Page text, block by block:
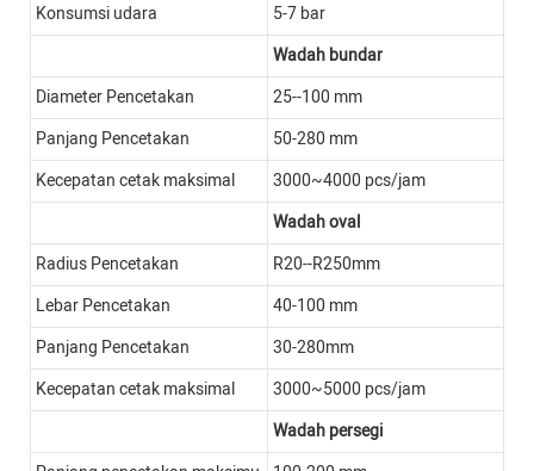
Konsumsi udara
5-7 bar
Wadah bundar
Diameter Pencetakan
25--100 mm
Panjang Pencetakan
50-280 mm
Kecepatan cetak maksimal
3000~4000 pcs/jam
Wadah oval
Radius Pencetakan
R20--R250mm
Lebar Pencetakan
40-100 mm
Panjang Pencetakan
30-280mm
Kecepatan cetak maksimal
3000~5000 pcs/jam
Wadah persegi